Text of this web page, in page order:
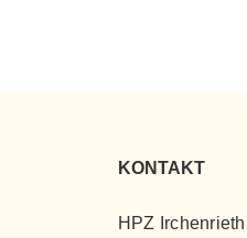
KONTAKT
HPZ Irchenrieth